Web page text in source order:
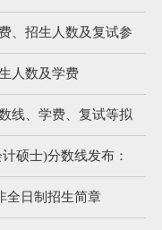
、招生人数及复试参
人数及学费
线、学费、复试等拟
硕士)分数线发布：
全日制招生简章